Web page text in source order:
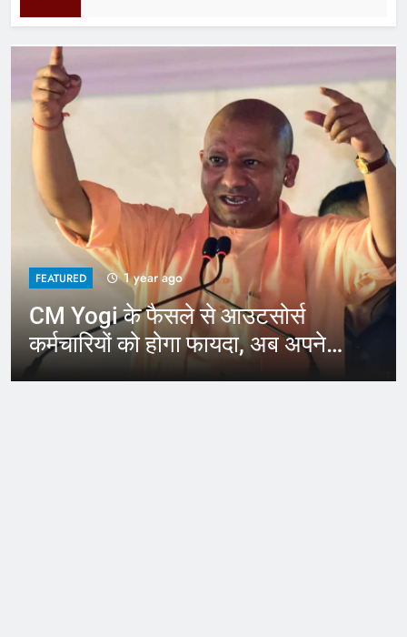
FEATURED 1 year ago
CM Yogi के फैसले से आउटसोर्स
कर्मचारियों को होगा फायदा, अब अपने
जिले में कर सकेंगे काम